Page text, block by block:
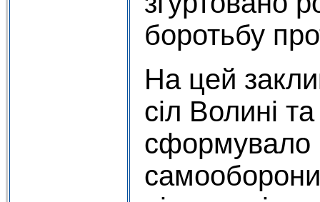
боротьбу
На цей
сіл Волині
сформувало